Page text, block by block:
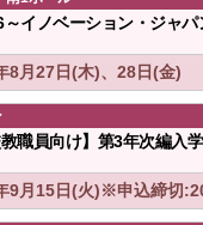
イノベーション・ジャパ
8月27日(木)、28日(金)
教職員向け】第3年次編入
9月15日(火)※申込締切